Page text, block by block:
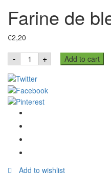
Farine de
€2,20
- Farine
de
t55
1kg
quantity
+ Add to cart
Add to wishlist